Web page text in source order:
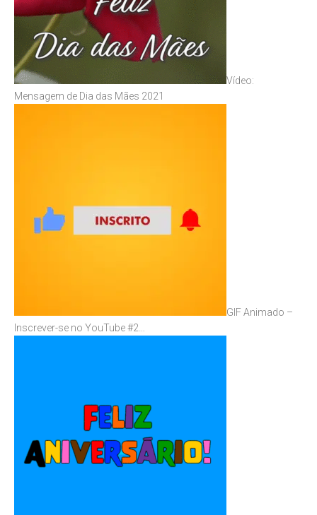
Vídeo:
Mensagem de Dia das Mães 2021
GIF Animado –
Inscrever-se no YouTube #2…